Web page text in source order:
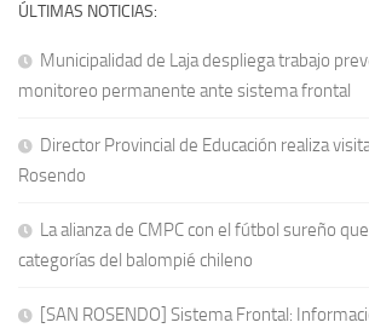
ÚLTIMAS NOTICIAS:
Municipalidad de Laja despliega trabajo
monitoreo permanente ante sistema frontal
Director Provincial de Educación realiza
Rosendo
La alianza de CMPC con el fútbol sureño
categorías del balompié chileno
[SAN ROSENDO] Sistema Frontal: